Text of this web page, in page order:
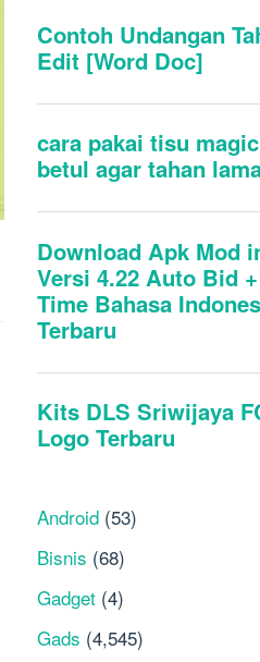
Android (53)
Bisnis (68)
Gadget (4)
Gads (4,545)